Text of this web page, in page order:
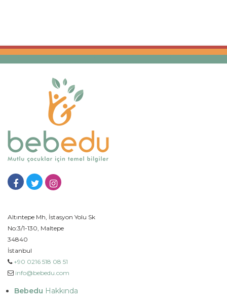
Altıntepe Mh, İstasyon Yolu Sk
No:3/1-130, Maltepe
34840
İstanbul
+90 0216 518 08 51
info@bebedu.com
Bebedu Hakkında